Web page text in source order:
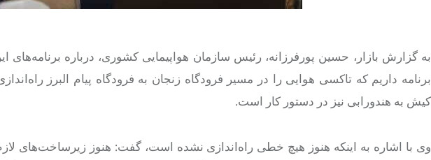
به گزارش بازار، حسین پورفرزانه، رئیس سازمان هواپیمایی کشوری، درباره
برنامه داریم که تاکسی هوایی را در مسیر فرودگاه زنجان به فرودگاه پیام البرز
کیش به هندورابی نیز در دستور کار است.
وی با اشاره به اینکه هنوز هیچ خطی راه‌اندازی نشده است، گفت: هنوز زیرساخت‌های